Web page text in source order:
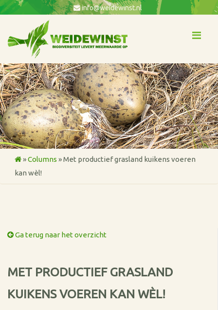
info@weidewinst.nl
»Columns »Met productief grasland kuikens voeren
kan wèl!
Ga terug naar het overzicht
MET PRODUCTIEF GRASLAND
KUIKENS VOEREN KAN WÈL!